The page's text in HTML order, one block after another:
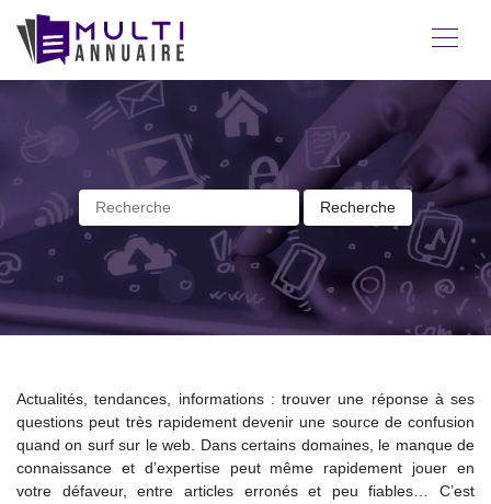
Actualités, tendances, informations : trouver une réponse à ses
questions peut très rapidement devenir une source de confusion
quand on surf sur le web. Dans certains domaines, le manque de
connaissance et d’expertise peut même rapidement jouer en
votre défaveur, entre articles erronés et peu fiables… C’est